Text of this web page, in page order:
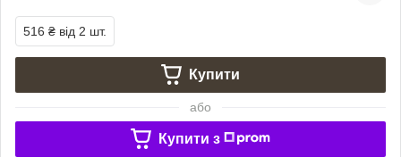
516 ₴ від 2 шт.
Купити
або
Купити з